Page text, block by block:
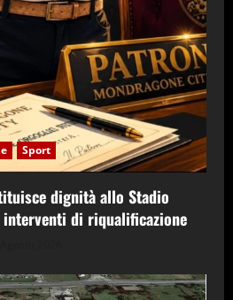
Sport
dignità allo Stadio
di riqualificazione